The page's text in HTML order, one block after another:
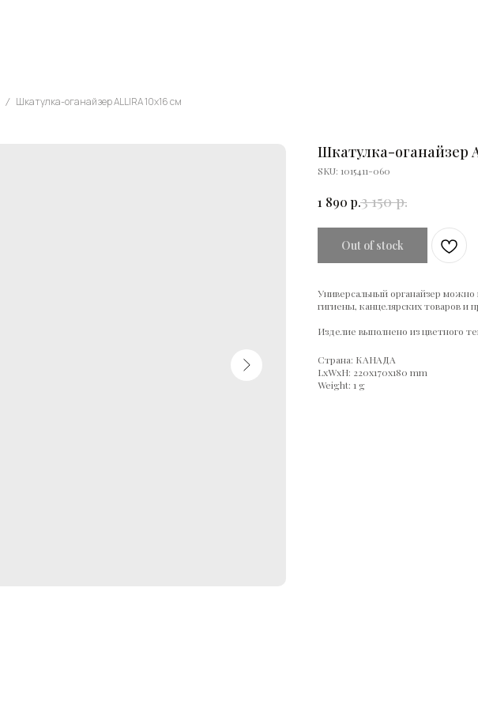
Шкатулка-оганайзер ALLIRA 10х16 см
Шкатулка-оганайзер
SKU: 1015411-060
1 890 р.3 150 р.
Out of stock
Универсальный органайзер можно
гигиены, канцелярских товаров и
Изделие выполнено из цветного
Страна: КАНАДА
LxWxH: 220x170x180 mm
Weight: 1 g